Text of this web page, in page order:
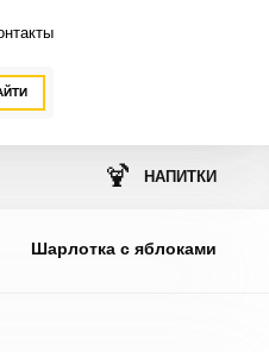
🍹 НАПИТКИ
Шарлотка с яблоками